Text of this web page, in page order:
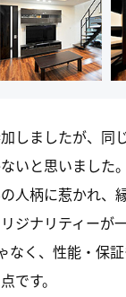
しましたが、同
いと思いました。
人柄に惹かれ、
ジナリティーが
なく、性能・保
です。